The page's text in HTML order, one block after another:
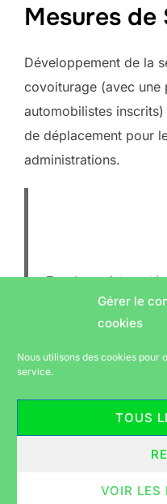
Gérer le
cookies
Nous utilisons des cookies pour
service.
TOUS
VOIR LES
Mesures de
Développement de la
covoiturage (avec une
automobilistes
de déplacement pour
administrations.
Tous les projets
répertoriés et mis à
Copyright ©